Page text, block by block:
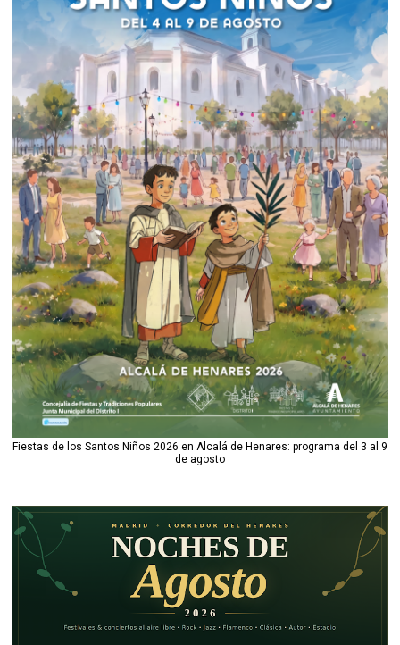
Fiestas de los Santos Niños 2026 en Alcalá de Henares: programa del 3 al 9
de agosto